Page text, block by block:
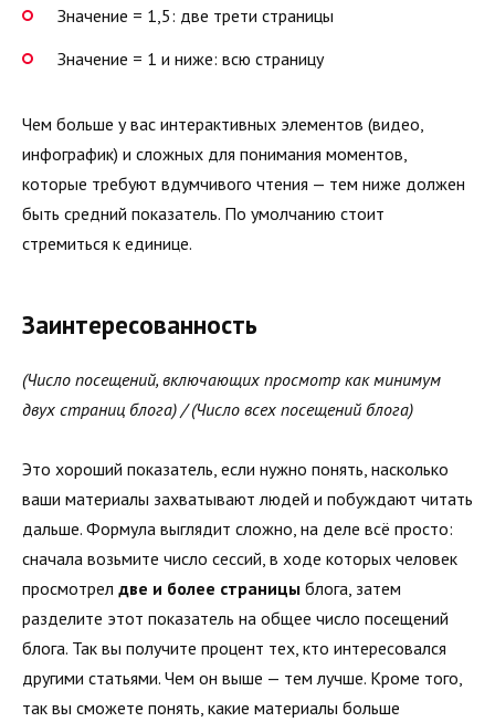
Значение = 1,5: две трети страницы
Значение = 1 и ниже: всю страницу
Чем больше у вас интерактивных элементов (видео,
инфографик) и сложных для понимания моментов,
которые требуют вдумчивого чтения — тем ниже должен
быть средний показатель. По умолчанию стоит
стремиться к единице.
Заинтересованность
(Число посещений, включающих просмотр как минимум
двух страниц блога) / (Число всех посещений блога)
Это хороший показатель, если нужно понять, насколько
ваши материалы захватывают людей и побуждают читать
дальше. Формула выглядит сложно, на деле всё просто:
сначала возьмите число сессий, в ходе которых человек
просмотрел две и более страницы блога, затем
разделите этот показатель на общее число посещений
блога. Так вы получите процент тех, кто интересовался
другими статьями. Чем он выше — тем лучше. Кроме того,
так вы сможете понять, какие материалы больше